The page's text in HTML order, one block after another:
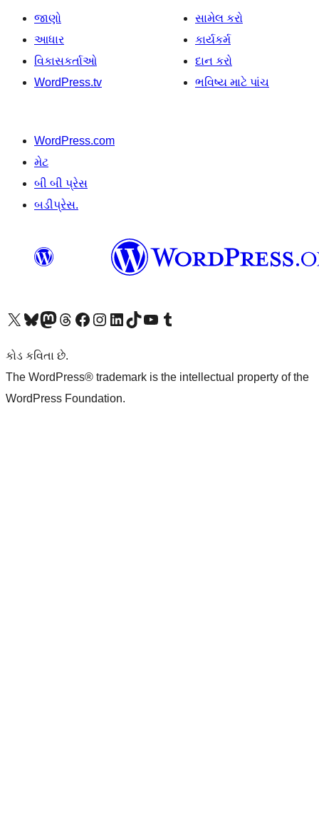
જાણો
આધાર
વિકાસકર્તાઓ
WordPress.tv
સામેલ કરો
કાર્યકર્મ
દાન કરો
ભવિષ્ય માટે પાંચ
WordPress.com
મેટ
બી બી પ્રેસ
બડીપ્રેસ.
અમારા X (અગાઉ ટ્વિટર) એકાઉન્ટની મુલાકાત લોઅમારા Bluesky એકાઉન્ટની મુલાકાત લોઅમારા માસ્ટોડોન એકાઉન્ટની મુલાકાત લોઅમારા Threads એકાઉન્ટની મુલાકાત લો અમારા ફેસબુક પેજની મુલાકાત લોઅમારા ઇન્સ્ટાગ્રામ એકાઉન્ટની મુલાકાત લો અમારા LinkedIn એકાઉન્ટની મુલાકાત લોઅમારા TikTok એકાઉન્ટની મુલાકાત લોઅમારી YouTube ચેનલની મુલાકાત લો અમારા Tumblr એકાઉન્ટની મુલાકાત લો
કોડ કવિતા છે.
The WordPress® trademark is the intellectual property of the
WordPress Foundation.